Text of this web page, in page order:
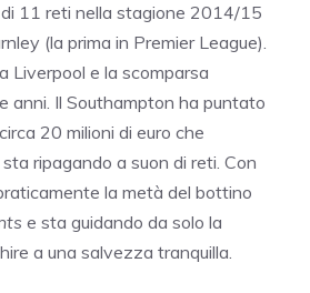
11 reti nella stagione 2014/15
(la prima in Premier League).
Liverpool e la scomparsa
anni. Il Southampton ha puntato
20 milioni di euro che
ripagando a suon di reti. Con
la metà del bottino
e sta guidando da solo la
a una salvezza tranquilla.